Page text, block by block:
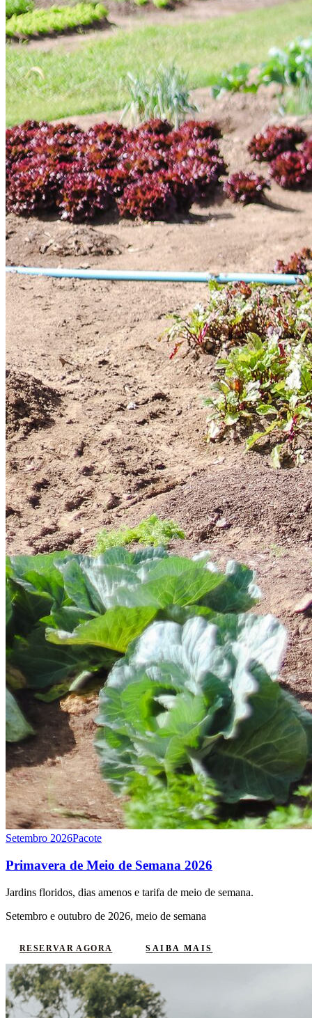
Setembro 2026Pacote
Primavera de Meio de Semana 2026
Jardins floridos, dias amenos e tarifa de meio de semana.
Setembro e outubro de 2026, meio de semana
RESERVAR AGORA SAIBA MAIS